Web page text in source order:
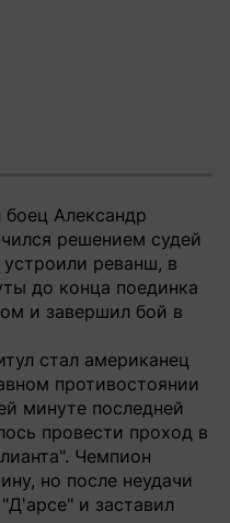
Александр
решением судей
реванш, в
до конца поединка
и завершил бой в
стал американец
противостоянии
минуте последней
провести проход в
Чемпион
но после неудачи
и заставил